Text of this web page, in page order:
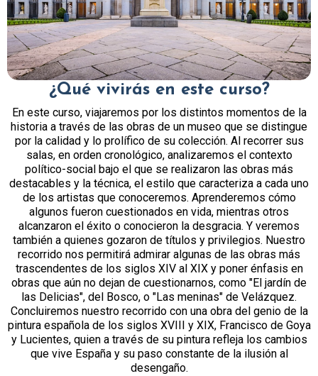
¿Qué vivirás en este curso?
En este curso, viajaremos por los distintos momentos de la
historia a través de las obras de un museo que se distingue
por la calidad y lo prolífico de su colección. Al recorrer sus
salas, en orden cronológico, analizaremos el contexto
político-social bajo el que se realizaron las obras más
destacables y la técnica, el estilo que caracteriza a cada uno
de los artistas que conoceremos. Aprenderemos cómo
algunos fueron cuestionados en vida, mientras otros
alcanzaron el éxito o conocieron la desgracia. Y veremos
también a quienes gozaron de títulos y privilegios. Nuestro
recorrido nos permitirá admirar algunas de las obras más
trascendentes de los siglos XIV al XIX y poner énfasis en
obras que aún no dejan de cuestionarnos, como "El jardín de
las Delicias", del Bosco, o "Las meninas" de Velázquez.
Concluiremos nuestro recorrido con una obra del genio de la
pintura española de los siglos XVIII y XIX, Francisco de Goya
y Lucientes, quien a través de su pintura refleja los cambios
que vive España y su paso constante de la ilusión al
desengaño.